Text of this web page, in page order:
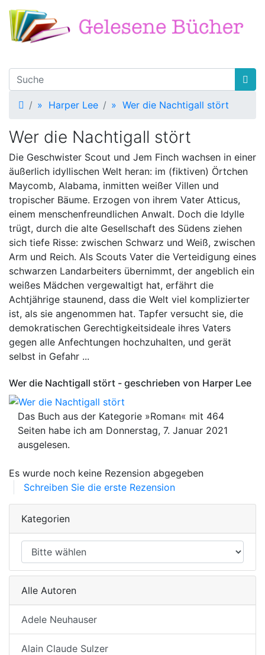
Startseite
» Harper Lee » Wer die Nachtigall stört
Wer die Nachtigall stört
Die Geschwister Scout und Jem Finch wachsen in einer
äußerlich idyllischen Welt heran: im (fiktiven) Örtchen
Maycomb, Alabama, inmitten weißer Villen und
tropischer Bäume. Erzogen von ihrem Vater Atticus,
einem menschenfreundlichen Anwalt. Doch die Idylle
trügt, durch die alte Gesellschaft des Südens ziehen
sich tiefe Risse: zwischen Schwarz und Weiß, zwischen
Arm und Reich. Als Scouts Vater die Verteidigung eines
schwarzen Landarbeiters übernimmt, der angeblich ein
weißes Mädchen vergewaltigt hat, erfährt die
Achtjährige staunend, dass die Welt viel komplizierter
ist, als sie angenommen hat. Tapfer versucht sie, die
demokratischen Gerechtigkeitsideale ihres Vaters
gegen alle Anfechtungen hochzuhalten, und gerät
selbst in Gefahr ...
Wer die Nachtigall stört - geschrieben von Harper Lee
Das Buch aus der Kategorie »Roman« mit 464
Seiten habe ich am Donnerstag, 7. Januar 2021
ausgelesen.
Es wurde noch keine Rezension abgegeben
Schreiben Sie die erste Rezension
Kategorien
Alle Autoren
Adele Neuhauser
Alain Claude Sulzer